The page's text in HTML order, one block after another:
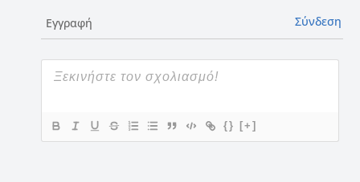
Εγγραφή Σύνδεση
{} [+]